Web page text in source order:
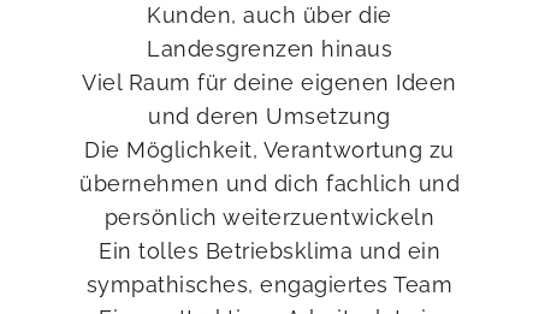
Kunden, auch über die
Landesgrenzen hinaus
Viel Raum für deine eigenen Ideen
und deren Umsetzung
Die Möglichkeit, Verantwortung zu
übernehmen und dich fachlich und
persönlich weiterzuentwickeln
Ein tolles Betriebsklima und ein
sympathisches, engagiertes Team